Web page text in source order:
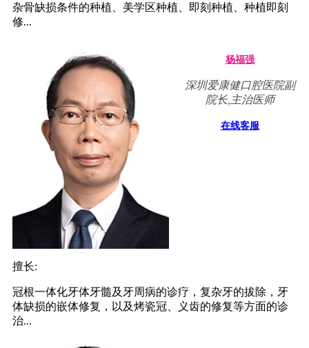
杂骨缺损条件的种植、美学区种植、即刻种植、种植即刻
修...
杨福强
深圳爱康健口腔医院副
院长,主治医师
在线客服
擅长:
冠根一体化牙体牙髓及牙周病的诊疗，复杂牙的拔除，牙
体缺损的嵌体修复，以及烤瓷冠、义齿的修复等方面的诊
治...